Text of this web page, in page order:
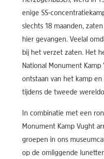
enige SS-
slechts 18 maanden,
hier gevangen. Veelal
bij het verzet zaten. Het
National Monument
ontstaan van het kamp
tijdens de tweede
In combinatie met een
Monument Kamp Vught
groepen in ons
op de omliggende